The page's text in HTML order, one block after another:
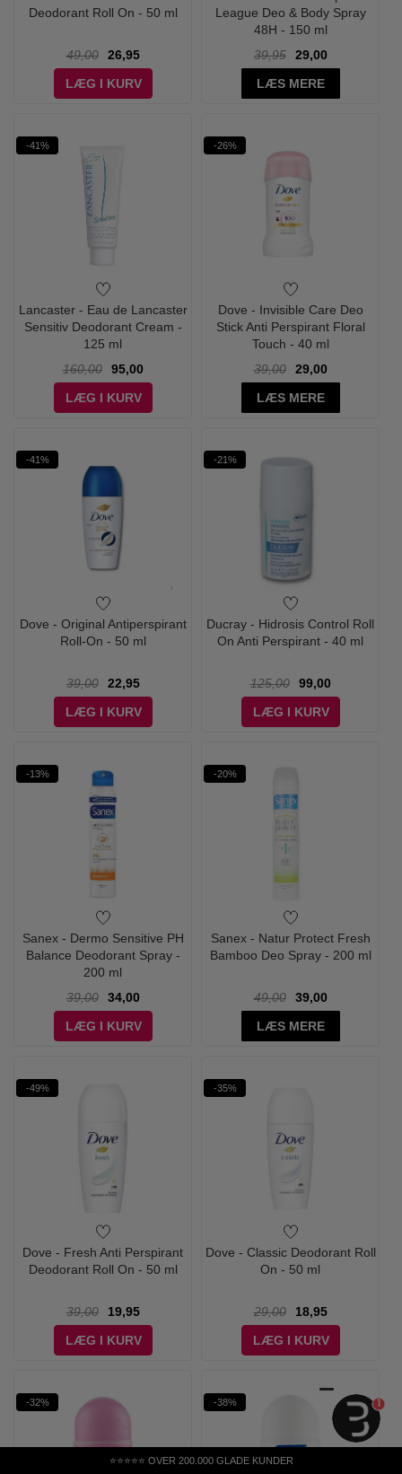
⭐⭐⭐⭐⭐ OVER 200.000 GLADE KUNDER
Deodorant Roll On - 50 ml
49,00
26,95
LÆG I KURV
League Deo & Body Spray
48H - 150 ml
39,95
29,00
LÆS MERE
-41%
Lancaster - Eau de Lancaster
Sensitiv Deodorant Cream -
125 ml
160,00
95,00
LÆG I KURV
-26%
Dove - Invisible Care Deo
Stick Anti Perspirant Floral
Touch - 40 ml
39,00
29,00
LÆS MERE
-41%
Dove - Original Antiperspirant
Roll-On - 50 ml
39,00
22,95
LÆG I KURV
-21%
Ducray - Hidrosis Control Roll
On Anti Perspirant - 40 ml
125,00
99,00
LÆG I KURV
-13%
Sanex - Dermo Sensitive PH
Balance Deodorant Spray -
200 ml
39,00
34,00
LÆG I KURV
-20%
Sanex - Natur Protect Fresh
Bamboo Deo Spray - 200 ml
49,00
39,00
LÆS MERE
-49%
Dove - Fresh Anti Perspirant
Deodorant Roll On - 50 ml
39,00
19,95
LÆG I KURV
-35%
Dove - Classic Deodorant Roll
On - 50 ml
29,00
18,95
LÆG I KURV
-32% -38% 1